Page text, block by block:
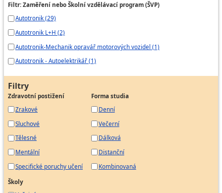
Filtr: Zaměření nebo Školní vzdělávací program (ŠVP)
Autotronik (29)
Autotronik L+H (2)
Autotronik-Mechanik opravář motorových vozidel (1)
Autotronik - Autoelektrikář (1)
Filtry
Zdravotní postižení
Zrakové
Sluchové
Tělesné
Mentální
Specifické poruchy učení
Forma studia
Denní
Večerní
Dálková
Distanční
Kombinovaná
Školy